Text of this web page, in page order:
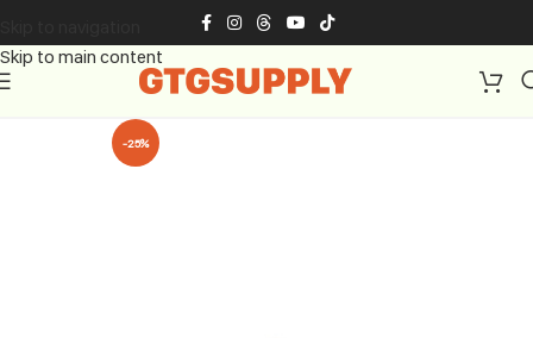
Skip to main content
-25%